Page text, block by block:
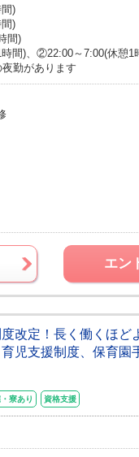
間)
間)
間)
間)、②22:00～7:00(休憩1
勤があります
エン
改定！長く働くほど
児支援制度、保育園
寮あり 資格支援